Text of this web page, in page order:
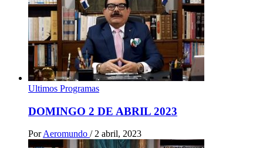
Ultimos Programas
DOMINGO 2 DE ABRIL 2023
Por Aeromundo / 2 abril, 2023